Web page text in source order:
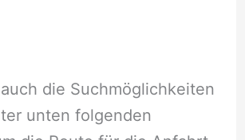
die Suchmöglichkeiten
unten folgenden